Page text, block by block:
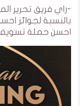
-راي فريق تحرير
بالنسبة لجوائز
احسن حملة